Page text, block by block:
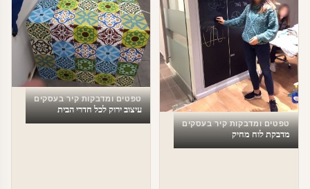
טפטים ומדבקות קיר בעסקים
מדבקת לוח מחיק
טפטים ומדבקות קיר בעסקים
עיצוב ירוק לכל חדרי הבית